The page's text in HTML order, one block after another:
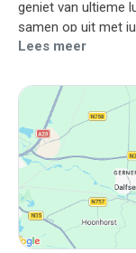
geniet van ultieme
samen op uit met
betoverende
afgeschermde
ontspan je in de
met een goed glas
weidse uitzicht, de
ongekende
onvergetelijke
Lees meer